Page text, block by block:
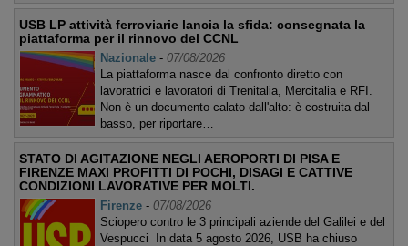
USB LP attività ferroviarie lancia la sfida: consegnata la
piattaforma per il rinnovo del CCNL
Nazionale - 07/08/2026
La piattaforma nasce dal confronto diretto con
lavoratrici e lavoratori di Trenitalia, Mercitalia e RFI.
Non è un documento calato dall'alto: è costruita dal
basso, per riportare…
STATO DI AGITAZIONE NEGLI AEROPORTI DI PISA E
FIRENZE MAXI PROFITTI DI POCHI, DISAGI E CATTIVE
CONDIZIONI LAVORATIVE PER MOLTI.
Firenze - 07/08/2026
Sciopero contro le 3 principali aziende del Galilei e del
Vespucci In data 5 agosto 2026, USB ha chiuso